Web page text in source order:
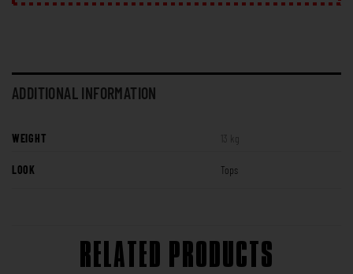
ADDITIONAL INFORMATION
WEIGHT 13 kg
LOOK Tops
RELATED PRODUCTS